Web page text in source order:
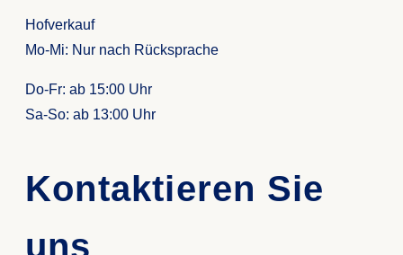
Hofverkauf
Mo-Mi: Nur nach Rücksprache
Do-Fr: ab 15:00 Uhr
Sa-So: ab 13:00 Uhr
Kontaktieren Sie
uns